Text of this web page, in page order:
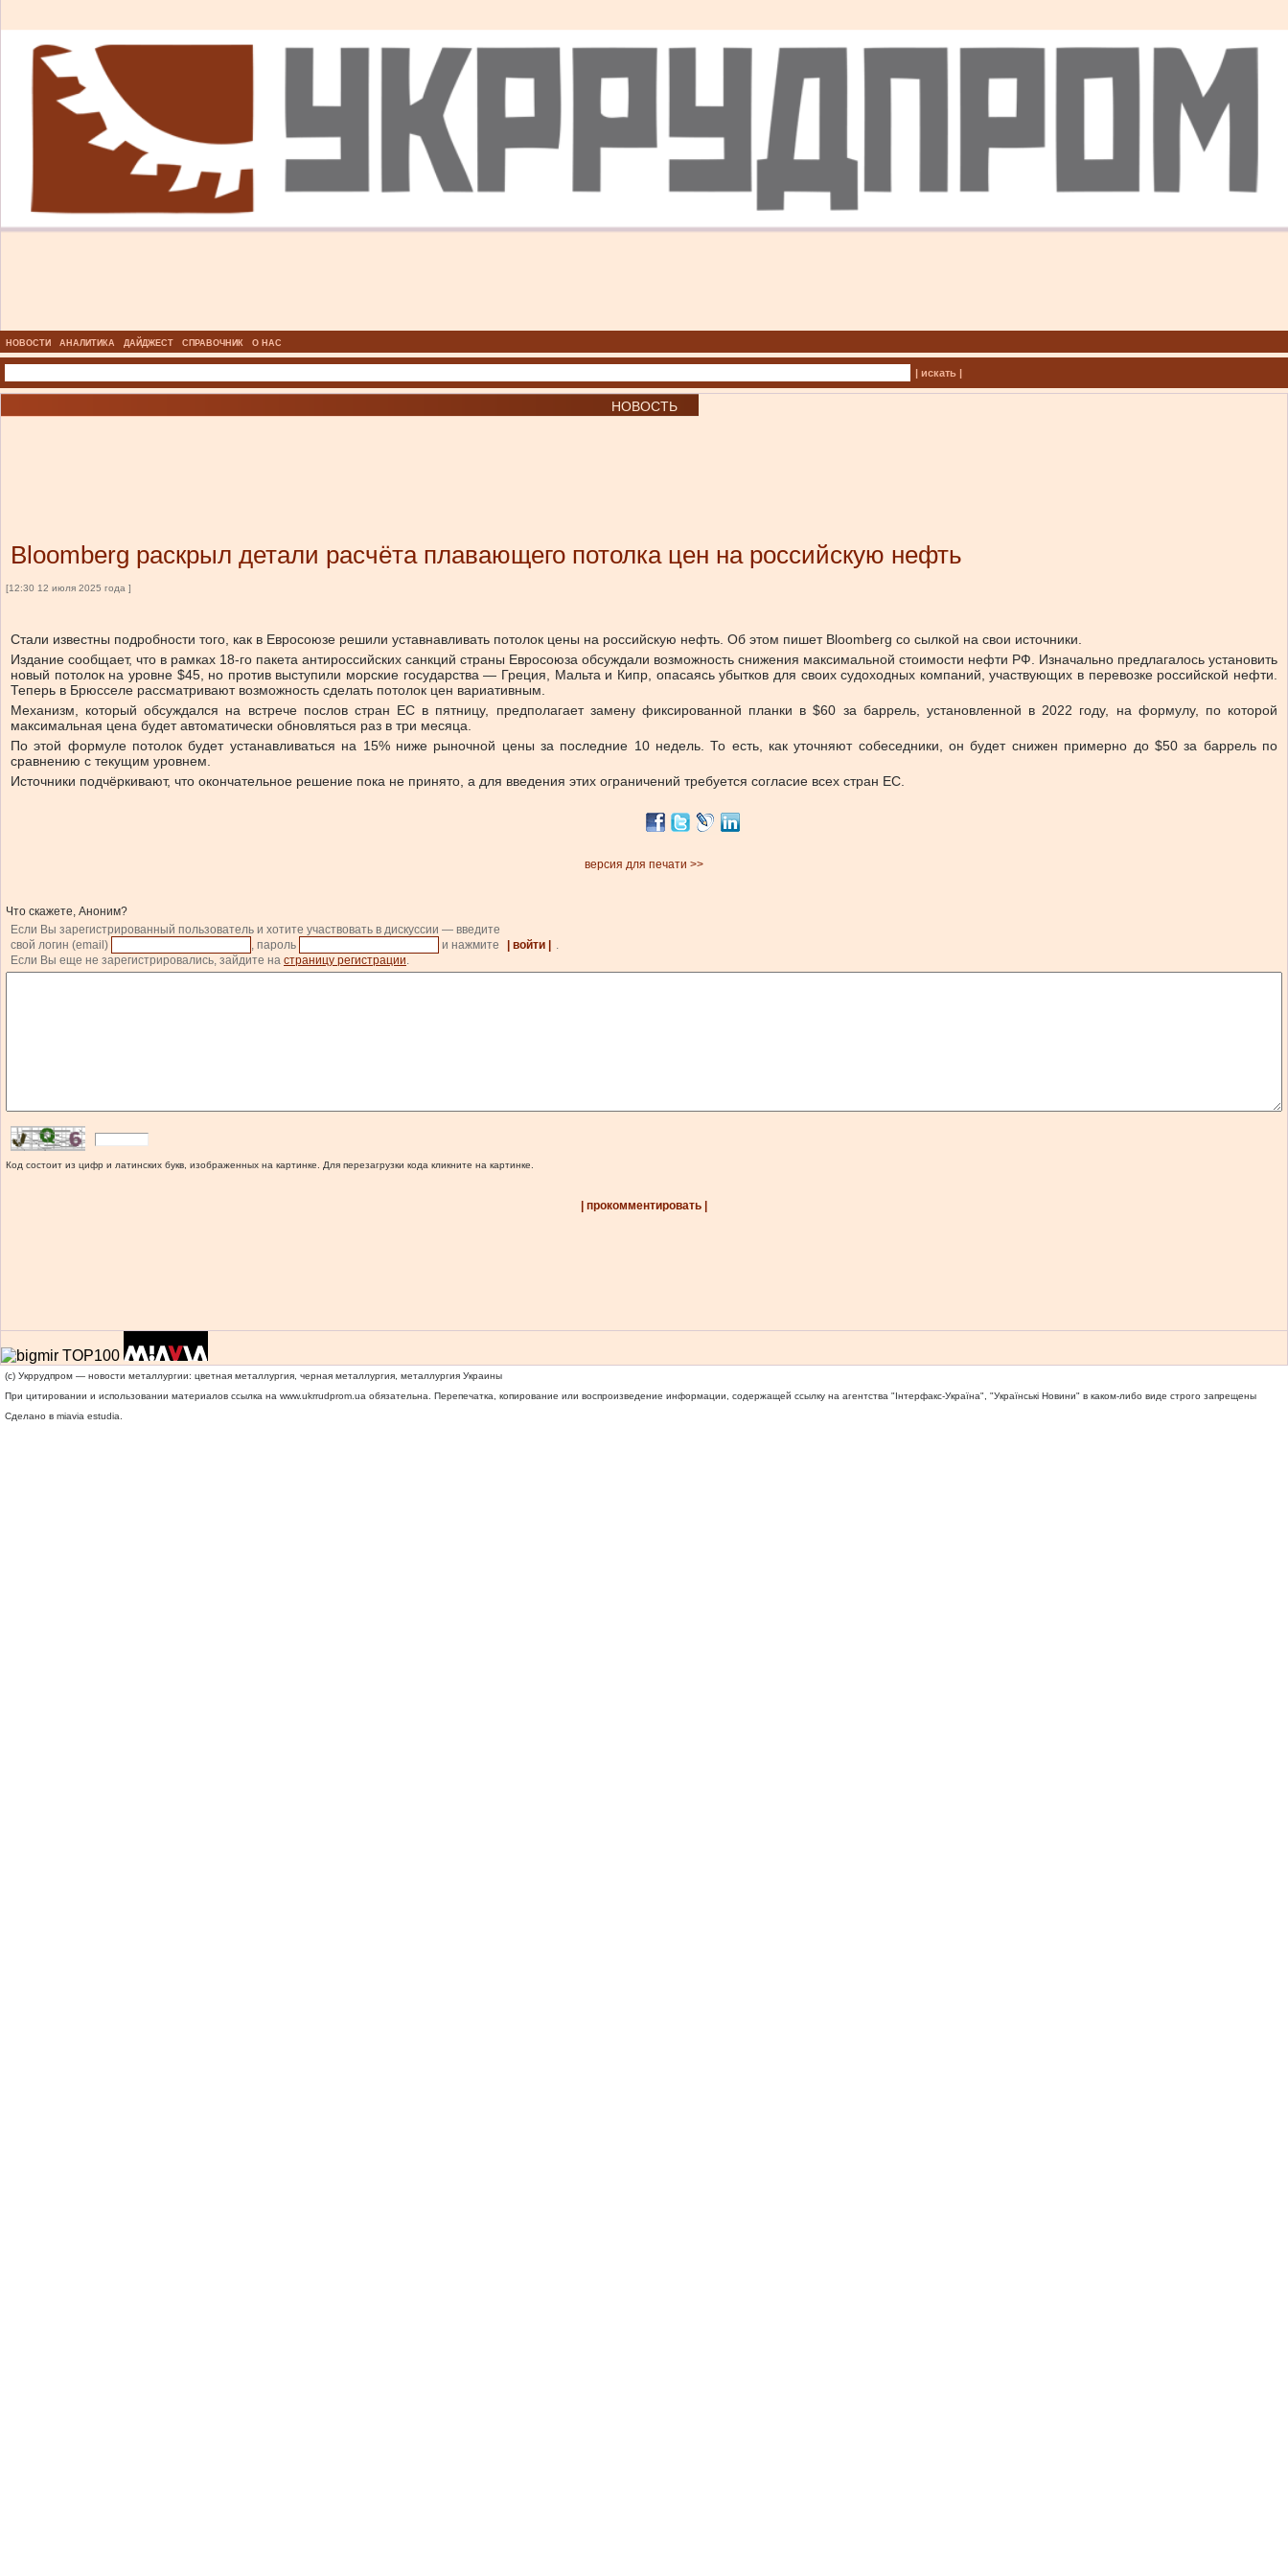
НОВОСТИ АНАЛИТИКА ДАЙДЖЕСТ СПРАВОЧНИК О НАС
| искать |
НОВОСТЬ
Bloomberg раскрыл детали расчёта плавающего потолка цен на российскую нефть
[12:30 12 июля 2025 года ]
Стали известны подробности того, как в Евросоюзе решили уставнавливать потолок цены на российскую нефть. Об этом пишет Bloomberg со сылкой на свои источники.
Издание сообщает, что в рамках 18-го пакета антироссийских санкций страны Евросоюза обсуждали возможность снижения максимальной стоимости нефти РФ. Изначально предлагалось установить
новый потолок на уровне $45, но против выступили морские государства — Греция, Мальта и Кипр, опасаясь убытков для своих судоходных компаний, участвующих в перевозке российской нефти.
Теперь в Брюсселе рассматривают возможность сделать потолок цен вариативным.
Механизм, который обсуждался на встрече послов стран ЕС в пятницу, предполагает замену фиксированной планки в $60 за баррель, установленной в 2022 году, на формулу, по которой
максимальная цена будет автоматически обновляться раз в три месяца.
По этой формуле потолок будет устанавливаться на 15% ниже рыночной цены за последние 10 недель. То есть, как уточняют собеседники, он будет снижен примерно до $50 за баррель по
сравнению с текущим уровнем.
Источники подчёркивают, что окончательное решение пока не принято, а для введения этих ограничений требуется согласие всех стран ЕС.
версия для печати >>
Что скажете, Аноним?
Если Вы зарегистрированный пользователь и хотите участвовать в дискуссии — введите
свой логин (email)
, пароль и нажмите | войти |
.
Если Вы еще не зарегистрировались, зайдите на страницу регистрации.
Код состоит из цифр и латинских букв, изображенных на картинке. Для перезагрузки кода кликните на картинке.
| прокомментировать |
(c) Укррудпром — новости металлургии: цветная металлургия, черная металлургия, металлургия Украины
При цитировании и использовании материалов ссылка на www.ukrrudprom.ua обязательна. Перепечатка, копирование или воспроизведение информации, содержащей ссылку на агентства "Iнтерфакс-Україна", "Українськi Новини" в каком-либо виде строго запрещены
Сделано в miavia estudia.